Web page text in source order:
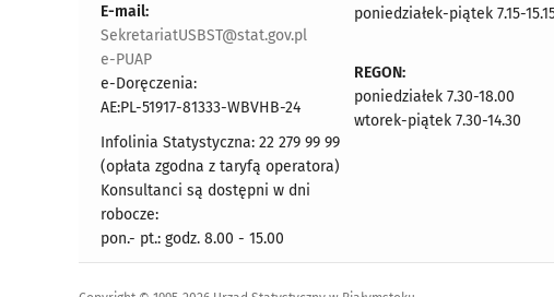
E-mail:
SekretariatUSBST@stat.gov.pl
e-PUAP
e-Doręczenia:
AE:PL-51917-81333-WBVHB-24
Infolinia Statystyczna: 22 279 99 99
(opłata zgodna z taryfą operatora)
Konsultanci są dostępni w dni
robocze:
pon.- pt.: godz. 8.00 - 15.00
poniedziałek-piątek 7.15-
REGON:
poniedziałek 7.30-18.00
wtorek-piątek 7.30-14.30